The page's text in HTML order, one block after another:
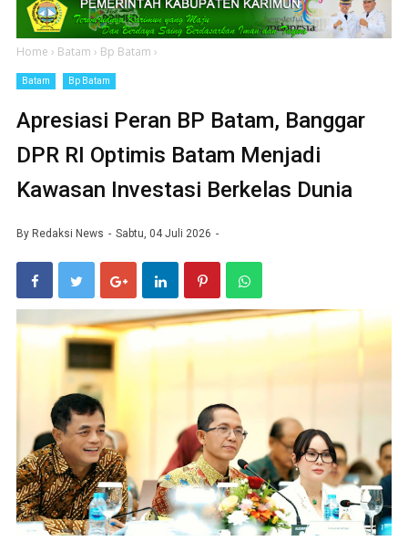
Home › Batam › Bp Batam ›
Batam Bp Batam
Apresiasi Peran BP Batam, Banggar
DPR RI Optimis Batam Menjadi
Kawasan Investasi Berkelas Dunia
By Redaksi News Sabtu, 04 Juli 2026